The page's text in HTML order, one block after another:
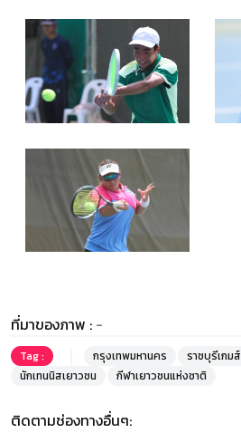
ที่มาของภาพ : -
Tag : กรุงเทพมหานคร ราชบุรีเกมส์
นักเทนนิสเยาวชน
กีฬาเยาวชนแห่งชาติ
ติดตามช่องทางอื่นๆ: